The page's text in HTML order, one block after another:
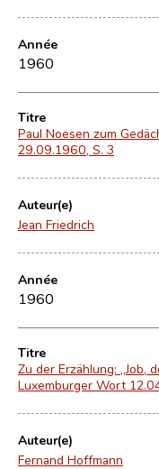
Année
1960
Titre
Paul Noesen zum
29.09.1960, S. 3
Auteur(e)
Jean Friedrich
Année
1960
Titre
Zu der Erzählung: „Job,
Luxemburger Wort
Auteur(e)
Fernand Hoffmann